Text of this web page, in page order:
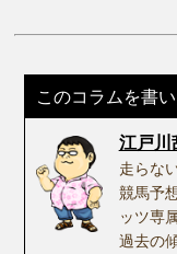
このコラムを書
江戸川
走らな
競馬予
ッツ専
過去の